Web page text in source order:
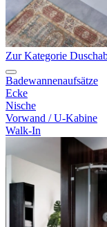
Zur Kategorie
Badewannenaufsätze
Ecke
Nische
Vorwand / U-Kabine
Walk-In